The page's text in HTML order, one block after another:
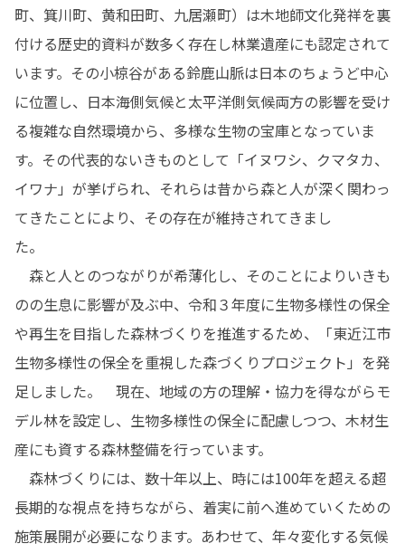
町、箕川町、黄和田町、九居瀬町）は木地師文化発祥を裏
付ける歴史的資料が数多く存在し林業遺産にも認定されて
います。その小椋谷がある鈴鹿山脈は日本のちょうど中心
に位置し、日本海側気候と太平洋側気候両方の影響を受け
る複雑な自然環境から、多様な生物の宝庫となっていま
す。その代表的ないきものとして「イヌワシ、クマタカ、
イワナ」が挙げられ、それらは昔から森と人が深く関わっ
てきたことにより、その存在が維持されてきまし
た。
森と人とのつながりが希薄化し、そのことによりいきも
のの生息に影響が及ぶ中、令和３年度に生物多様性の保全
や再生を目指した森林づくりを推進するため、「東近江市
生物多様性の保全を重視した森づくりプロジェクト」を発
足しました。　現在、地域の方の理解・協力を得ながらモ
デル林を設定し、生物多様性の保全に配慮しつつ、木材生
産にも資する森林整備を行っています。
森林づくりには、数十年以上、時には100年を超える超
長期的な視点を持ちながら、着実に前へ進めていくための
施策展開が必要になります。あわせて、年々変化する気候